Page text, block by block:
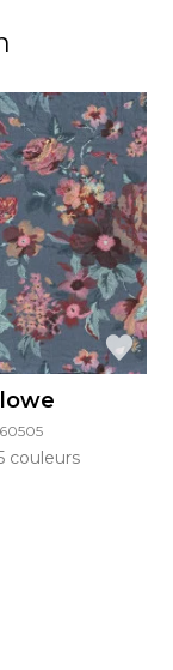
couleurs